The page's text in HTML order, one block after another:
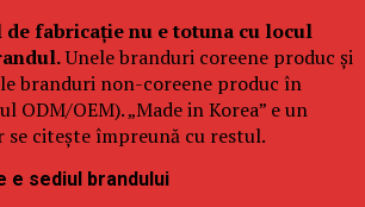
de fabricație nu e totuna cu locul
Unele branduri coreene produc și
branduri non-coreene produc în
ODM/OEM). „Made in Korea” e un
se citește împreună cu restul.
e sediul brandului